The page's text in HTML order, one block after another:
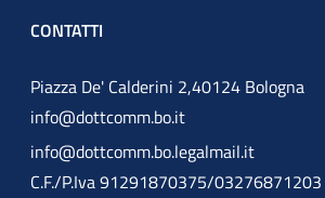
CONTATTI
Piazza De' Calderini 2,40124 Bologna
info@dottcomm.bo.it
info@dottcomm.bo.legalmail.it
C.F./P.Iva 91291870375/03276871203